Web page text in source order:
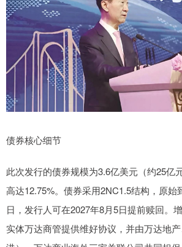
债券核心细节
此次发行的债券规模为3.6亿美元（约25亿
高达12.75%。债券采用2NC1.5结构，原始
日，发行人可在2027年8月5日提前赎回。
实体万达商管提供维好协议，并由万达地